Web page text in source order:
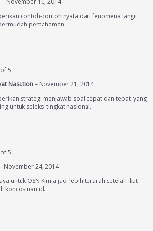
contoh-contoh nyata dari fenomena langit
pemahaman.
5
Nasution– November 21, 2014
strategi menjawab soal cepat dan tepat, yang
untuk seleksi tingkat nasional.
5
– November 24, 2014
untuk OSN Kimia jadi lebih terarah setelah ikut
koncosinau.id.